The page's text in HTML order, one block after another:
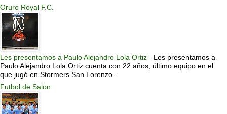
Oruro Royal F.C.
Les presentamos a Paulo Alejandro Lola Ortiz - Les presentamos a
Paulo Alejandro Lola Ortiz cuenta con 22 años, último equipo en el
que jugó en Stormers San Lorenzo.
Futbol de Salon